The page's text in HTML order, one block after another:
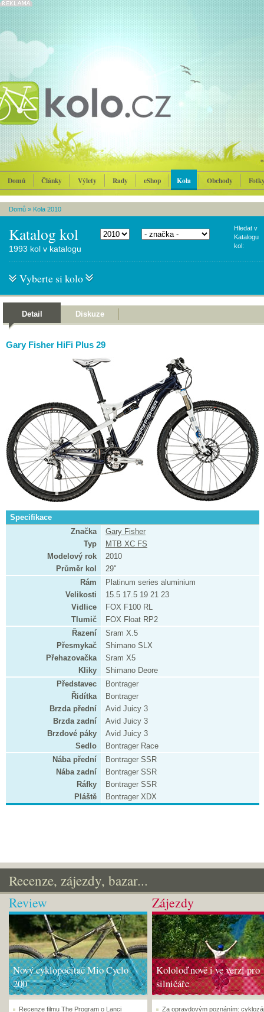
Domů Články Výlety Rady eShop Kola Obchody
Domů » Kola 2010
Katalog kol
Hledat v
Katalogu
kol:
1993 kol v katalogu
Vyberte si kolo
Detail Diskuze
Gary Fisher HiFi Plus 29
Specifikace
Značka
Gary Fisher
Typ
MTB XC FS
Modelový rok
2010
Průměr kol
29"
Rám
Platinum series aluminium
Velikosti
15.5 17.5 19 21 23
Vidlice
FOX F100 RL
Tlumič
FOX Float RP2
Řazení
Sram X.5
Přesmykač
Shimano SLX
Přehazovačka
Sram X5
Kliky
Shimano Deore
Představec
Bontrager
Řidítka
Bontrager
Brzda přední
Avid Juicy 3
Brzda zadní
Avid Juicy 3
Brzdové páky
Avid Juicy 3
Sedlo
Bontrager Race
Nába přední
Bontrager SSR
Nába zadní
Bontrager SSR
Ráfky
Bontrager SSR
Pláště
Bontrager XDX
Recenze, zájezdy, bazar...
Review
Nový cyklopočítač Mio Cyclo
200
Recenze filmu The Program o Lanci
Zájezdy
Kololoď nově i ve verzi pro
silničáře
Za opravdovým poznáním: